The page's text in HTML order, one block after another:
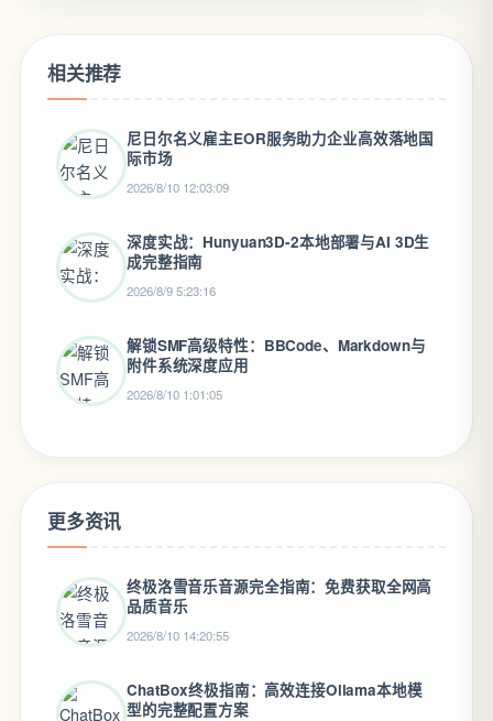
相关推荐
尼日尔名义雇主EOR服务助力企业高效落地国
际市场
2026/8/10 12:03:09
深度实战：Hunyuan3D-2本地部署与AI 3D生
成完整指南
2026/8/9 5:23:16
解锁SMF高级特性：BBCode、Markdown与
附件系统深度应用
2026/8/10 1:01:05
更多资讯
终极洛雪音乐音源完全指南：免费获取全网高
品质音乐
2026/8/10 14:20:55
ChatBox终极指南：高效连接Ollama本地模
型的完整配置方案